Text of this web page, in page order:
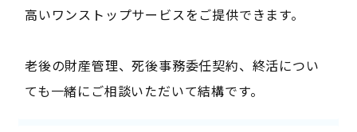
高いワンストップサービスをご提供できます。
老後の財産管理、死後事務委任契約、終活につい
ても一緒にご相談いただいて結構です。